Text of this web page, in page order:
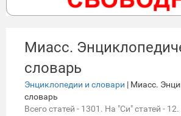
Миасс.
словарь
Энциклопедии и словари | Миасс.
словарь
Всего статей - 1301. На "Си" статей - 12.